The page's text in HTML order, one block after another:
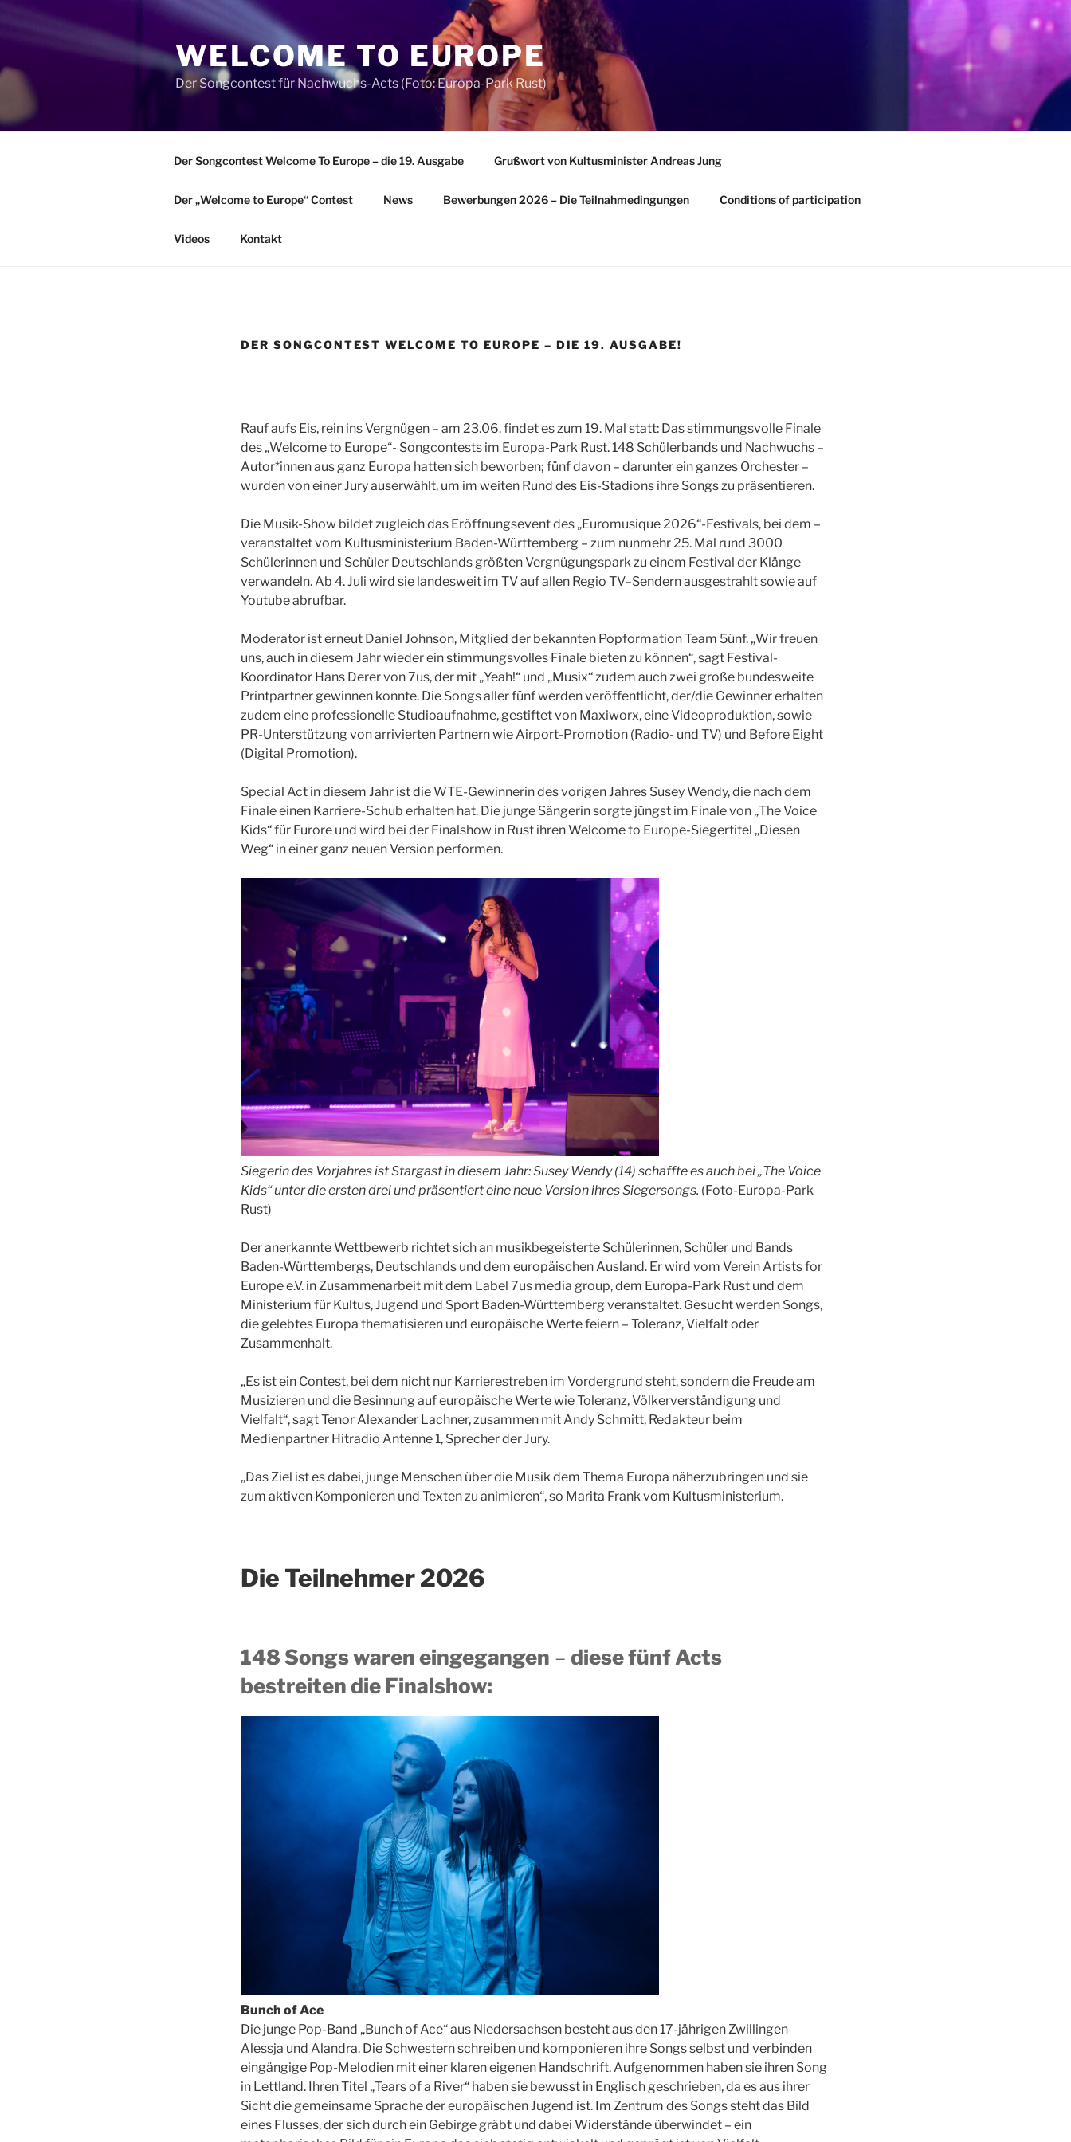
Zum
springen
WELCOME TO EUROPE
Der Songcontest für Nachwuchs-Acts (Foto: Europa-Park Rust)
Der Songcontest Welcome To Europe – die 19. Ausgabe Grußwort von Kultusminister Andreas Jung
Der „Welcome to Europe“ Contest News Bewerbungen 2026 – Die Teilnahmedingungen Conditions of participation
Videos Kontakt
DER SONGCONTEST WELCOME TO EUROPE – DIE 19. AUSGABE!
Rauf aufs Eis, rein ins Vergnügen – am 23.06. findet es zum 19. Mal statt: Das stimmungsvolle Finale
des „Welcome to Europe“- Songcontests im Europa-Park Rust. 148 Schülerbands und Nachwuchs –
Autor*innen aus ganz Europa hatten sich beworben; fünf davon – darunter ein ganzes Orchester –
wurden von einer Jury auserwählt, um im weiten Rund des Eis-Stadions ihre Songs zu präsentieren.
Die Musik-Show bildet zugleich das Eröffnungsevent des „Euromusique 2026“-Festivals, bei dem –
veranstaltet vom Kultusministerium Baden-Württemberg – zum nunmehr 25. Mal rund 3000
Schülerinnen und Schüler Deutschlands größten Vergnügungspark zu einem Festival der Klänge
verwandeln. Ab 4. Juli wird sie landesweit im TV auf allen Regio TV–Sendern ausgestrahlt sowie auf
Youtube abrufbar.
Moderator ist erneut Daniel Johnson, Mitglied der bekannten Popformation Team 5ünf. „Wir freuen
uns, auch in diesem Jahr wieder ein stimmungsvolles Finale bieten zu können“, sagt Festival-
Koordinator Hans Derer von 7us, der mit „Yeah!“ und „Musix“ zudem auch zwei große bundesweite
Printpartner gewinnen konnte. Die Songs aller fünf werden veröffentlicht, der/die Gewinner erhalten
zudem eine professionelle Studioaufnahme, gestiftet von Maxiworx, eine Videoproduktion, sowie
PR-Unterstützung von arrivierten Partnern wie Airport-Promotion (Radio- und TV) und Before Eight
(Digital Promotion).
Special Act in diesem Jahr ist die WTE-Gewinnerin des vorigen Jahres Susey Wendy, die nach dem
Finale einen Karriere-Schub erhalten hat. Die junge Sängerin sorgte jüngst im Finale von „The Voice
Kids“ für Furore und wird bei der Finalshow in Rust ihren Welcome to Europe-Siegertitel „Diesen
Weg“ in einer ganz neuen Version performen.
Siegerin des Vorjahres ist Stargast in diesem Jahr: Susey Wendy (14) schaffte es auch bei „The Voice
Kids“ unter die ersten drei und präsentiert eine neue Version ihres Siegersongs. (Foto-Europa-Park
Rust)
Der anerkannte Wettbewerb richtet sich an musikbegeisterte Schülerinnen, Schüler und Bands
Baden-Württembergs, Deutschlands und dem europäischen Ausland. Er wird vom Verein Artists for
Europe e.V. in Zusammenarbeit mit dem Label 7us media group, dem Europa-Park Rust und dem
Ministerium für Kultus, Jugend und Sport Baden-Württemberg veranstaltet. Gesucht werden Songs,
die gelebtes Europa thematisieren und europäische Werte feiern – Toleranz, Vielfalt oder
Zusammenhalt.
„Es ist ein Contest, bei dem nicht nur Karrierestreben im Vordergrund steht, sondern die Freude am
Musizieren und die Besinnung auf europäische Werte wie Toleranz, Völkerverständigung und
Vielfalt“, sagt Tenor Alexander Lachner, zusammen mit Andy Schmitt, Redakteur beim
Medienpartner Hitradio Antenne 1, Sprecher der Jury.
„Das Ziel ist es dabei, junge Menschen über die Musik dem Thema Europa näherzubringen und sie
zum aktiven Komponieren und Texten zu animieren“, so Marita Frank vom Kultusministerium.
Die Teilnehmer 2026
148 Songs waren eingegangen – diese fünf Acts
bestreiten die Finalshow:
Bunch of Ace
Die junge Pop-Band „Bunch of Ace“ aus Niedersachsen besteht aus den 17-jährigen Zwillingen
Alessja und Alandra. Die Schwestern schreiben und komponieren ihre Songs selbst und verbinden
eingängige Pop-Melodien mit einer klaren eigenen Handschrift. Aufgenommen haben sie ihren Song
in Lettland. Ihren Titel „Tears of a River“ haben sie bewusst in Englisch geschrieben, da es aus ihrer
Sicht die gemeinsame Sprache der europäischen Jugend ist. Im Zentrum des Songs steht das Bild
eines Flusses, der sich durch ein Gebirge gräbt und dabei Widerstände überwindet – ein